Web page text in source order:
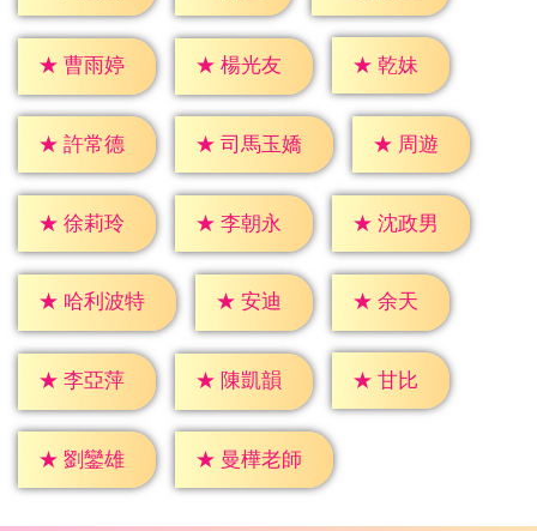
★ 曹雨婷 ★ 楊光友 ★ 乾妹
★ 許常德 ★ 司馬玉嬌 ★ 周遊
★ 徐莉玲 ★ 李朝永 ★ 沈政男
★ 哈利波特 ★ 安迪 ★ 余天
★ 李亞萍 ★ 陳凱韻 ★ 甘比
★ 劉鑾雄 ★ 曼樺老師